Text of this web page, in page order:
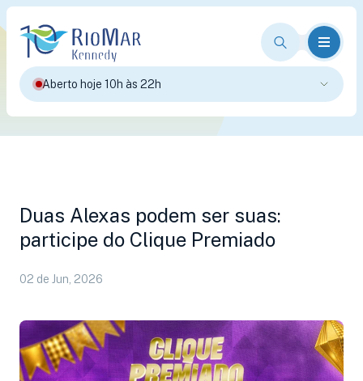
Aberto hoje 10h às 22h
Duas Alexas podem ser suas:
participe do Clique Premiado
02 de Jun, 2026